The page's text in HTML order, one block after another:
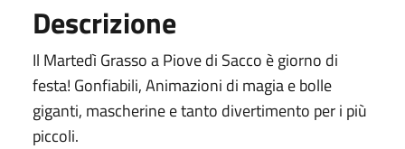
Descrizione
Il Martedì Grasso a Piove di Sacco è giorno di
festa! Gonfiabili, Animazioni di magia e bolle
giganti, mascherine e tanto divertimento per i più
piccoli.